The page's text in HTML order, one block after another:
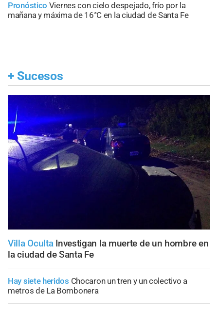
Pronóstico Viernes con cielo despejado, frío por la
mañana y máxima de 16°C en la ciudad de Santa Fe
+ Sucesos
Villa Oculta Investigan la muerte de un hombre en
la ciudad de Santa Fe
Hay siete heridos Chocaron un tren y un colectivo a
metros de La Bombonera